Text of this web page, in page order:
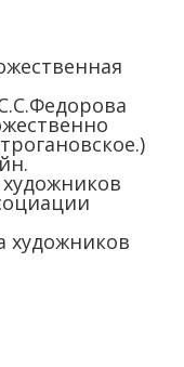
художников